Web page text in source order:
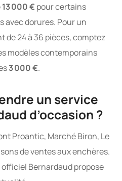
13 000 € pour certains
avec dorures. Pour un
de 24 à 36 pièces, comptez
modèles contemporains
3 000 €.
un service
d’occasion ?
Proantic, Marché Biron, Le
de ventes aux enchères.
Bernardaud propose